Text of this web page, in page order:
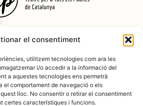
el consentiment
utilitzem tecnologies com ara les
i/o accedir a la informació del
a aquestes tecnologies ens permetrà
el comportament de navegació o els
lloc. No consentir o retirar el consentiment
certes característiques i funcions.
Amb el suport de